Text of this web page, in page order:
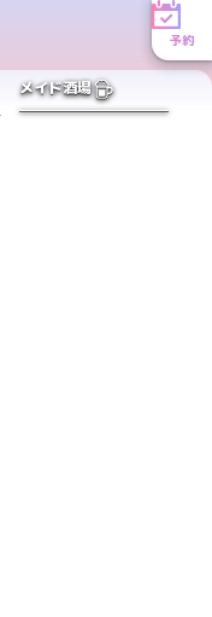
予約
メイド酒場
NEXT